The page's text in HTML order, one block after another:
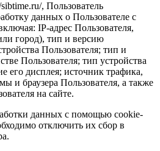
, Пользователь
данных о Пользователе с
IP-адрес Пользователя,
город), тип и версию
Пользователя; тип и
Пользователя; тип устройства
его дисплея; источник трафика,
и браузера Пользователя, а также
на сайте.
данных с помощью cookie-
отключить их сбор в